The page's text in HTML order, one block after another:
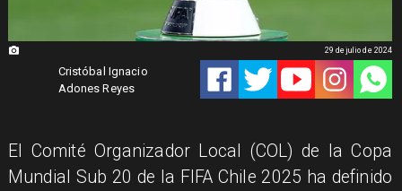
Cristóbal Ignacio
Adones Reyes
29 de julio de 2024
El Comité Organizador Local (COL) de la Copa
Mundial Sub 20 de la FIFA Chile 2025 ha definido